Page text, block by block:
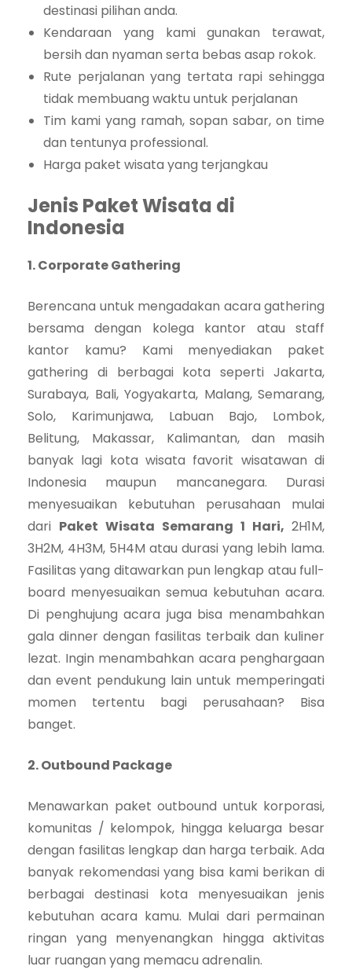
destinasi pilihan anda.
Kendaraan yang kami gunakan terawat,
bersih dan nyaman serta bebas asap rokok.
Rute perjalanan yang tertata rapi sehingga
tidak membuang waktu untuk perjalanan
Tim kami yang ramah, sopan sabar, on time
dan tentunya professional.
Harga paket wisata yang terjangkau
Jenis Paket Wisata di
Indonesia
1. Corporate Gathering
Berencana untuk mengadakan acara gathering
bersama dengan kolega kantor atau staff
kantor kamu? Kami menyediakan paket
gathering di berbagai kota seperti Jakarta,
Surabaya, Bali, Yogyakarta, Malang, Semarang,
Solo, Karimunjawa, Labuan Bajo, Lombok,
Belitung, Makassar, Kalimantan, dan masih
banyak lagi kota wisata favorit wisatawan di
Indonesia maupun mancanegara. Durasi
menyesuaikan kebutuhan perusahaan mulai
dari Paket Wisata Semarang 1 Hari, 2H1M,
3H2M, 4H3M, 5H4M atau durasi yang lebih lama.
Fasilitas yang ditawarkan pun lengkap atau full-
board menyesuaikan semua kebutuhan acara.
Di penghujung acara juga bisa menambahkan
gala dinner dengan fasilitas terbaik dan kuliner
lezat. Ingin menambahkan acara penghargaan
dan event pendukung lain untuk memperingati
momen tertentu bagi perusahaan? Bisa
banget.
2. Outbound Package
Menawarkan paket outbound untuk korporasi,
komunitas / kelompok, hingga keluarga besar
dengan fasilitas lengkap dan harga terbaik. Ada
banyak rekomendasi yang bisa kami berikan di
berbagai destinasi kota menyesuaikan jenis
kebutuhan acara kamu. Mulai dari permainan
ringan yang menyenangkan hingga aktivitas
luar ruangan yang memacu adrenalin.